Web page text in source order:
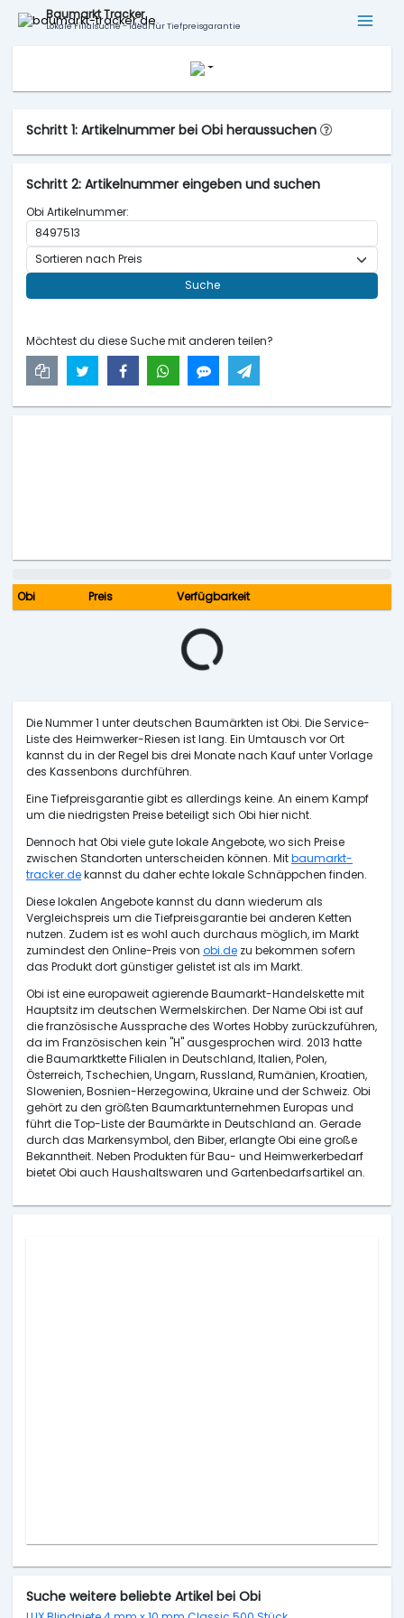
Baumarkt Tracker
Lokale Filialsuche - ideal für Tiefpreisgarantie
Schritt 1: Artikelnummer bei Obi heraussuchen
Schritt 2: Artikelnummer eingeben und suchen
Obi Artikelnummer:
Suche
Möchtest du diese Suche mit anderen teilen?
Obi Preis Verfügbarkeit
Die Nummer 1 unter deutschen Baumärkten ist Obi. Die Service-
Liste des Heimwerker-Riesen ist lang. Ein Umtausch vor Ort
kannst du in der Regel bis drei Monate nach Kauf unter Vorlage
des Kassenbons durchführen.
Eine Tiefpreisgarantie gibt es allerdings keine. An einem Kampf
um die niedrigsten Preise beteiligt sich Obi hier nicht.
Dennoch hat Obi viele gute lokale Angebote, wo sich Preise
zwischen Standorten unterscheiden können. Mitbaumarkt-
tracker.dekannst du daher echte lokale Schnäppchen finden.
Diese lokalen Angebote kannst du dann wiederum als
Vergleichspreis um die Tiefpreisgarantie bei anderen Ketten
nutzen. Zudem ist es wohl auch durchaus möglich, im Markt
zumindest den Online-Preis von obi.de zu bekommen sofern
das Produkt dort günstiger gelistet ist als im Markt.
Obi ist eine europaweit agierende Baumarkt-Handelskette mit
Hauptsitz im deutschen Wermelskirchen. Der Name Obi ist auf
die französische Aussprache des Wortes Hobby zurückzuführen,
da im Französischen kein "H" ausgesprochen wird. 2013 hatte
die Baumarktkette Filialen in Deutschland, Italien, Polen,
Österreich, Tschechien, Ungarn, Russland, Rumänien, Kroatien,
Slowenien, Bosnien-Herzegowina, Ukraine und der Schweiz. Obi
gehört zu den größten Baumarktunternehmen Europas und
führt die Top-Liste der Baumärkte in Deutschland an. Gerade
durch das Markensymbol, den Biber, erlangte Obi eine große
Bekanntheit. Neben Produkten für Bau- und Heimwerkerbedarf
bietet Obi auch Haushaltswaren und Gartenbedarfsartikel an.
Suche weitere beliebte Artikel bei Obi